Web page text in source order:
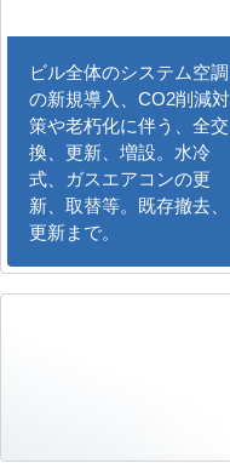
ビル全体のシステム空調
の新規導入、CO2削減対
策や老朽化に伴う、全交
換、更新、増設。水冷
式、ガスエアコンの更
新、取替等。既存撤去、